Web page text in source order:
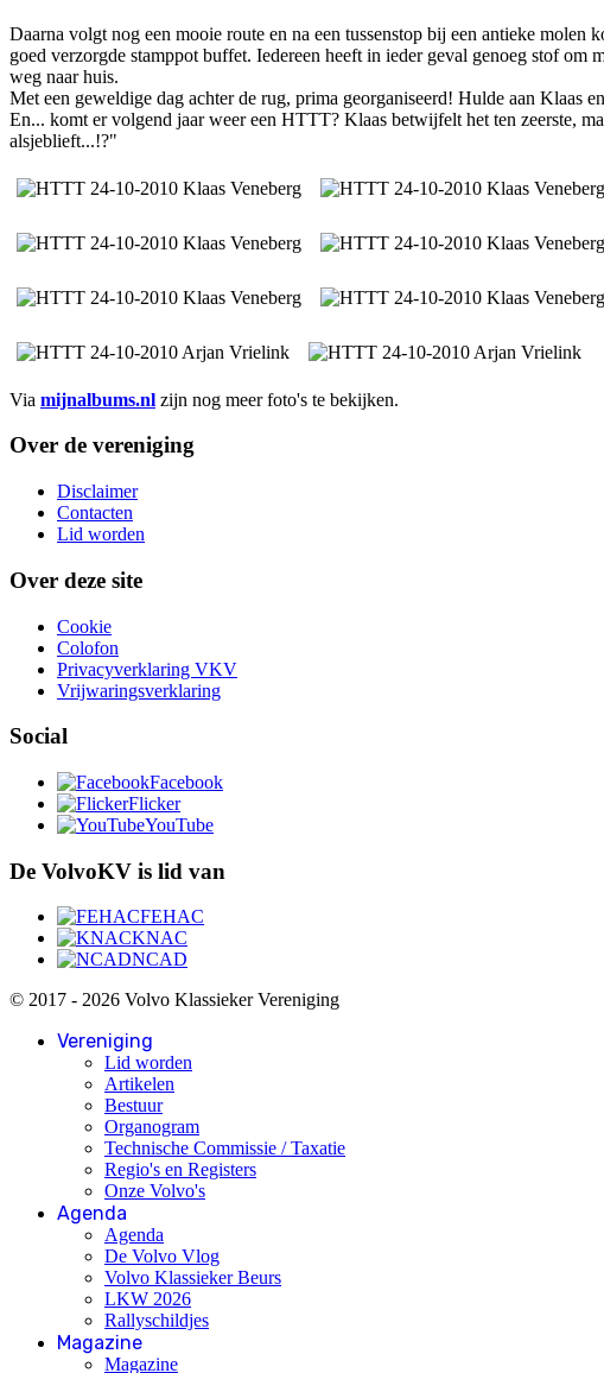
Daarna volgt nog een mooie route en na een tussenstop bij een antieke molen
goed verzorgde stamppot buffet. Iedereen heeft in ieder geval genoeg stof
weg naar huis.
Met een geweldige dag achter de rug, prima georganiseerd! Hulde aan Klaas
En... komt er volgend jaar weer een HTTT? Klaas betwijfelt het ten zeerste,
alsjeblieft...!?"
Via mijnalbums.nl zijn nog meer foto's te bekijken.
Over de vereniging
Disclaimer
Contacten
Lid worden
Over deze site
Cookie
Colofon
Privacyverklaring VKV
Vrijwaringsverklaring
Social
Facebook
Flicker
YouTube
De VolvoKV is lid van
FEHAC
KNAC
NCAD
© 2017 - 2026 Volvo Klassieker Vereniging
Vereniging
Lid worden
Artikelen
Bestuur
Organogram
Technische Commissie / Taxatie
Regio's en Registers
Onze Volvo's
Agenda
Agenda
De Volvo Vlog
Volvo Klassieker Beurs
LKW 2026
Rallyschildjes
Magazine
Magazine